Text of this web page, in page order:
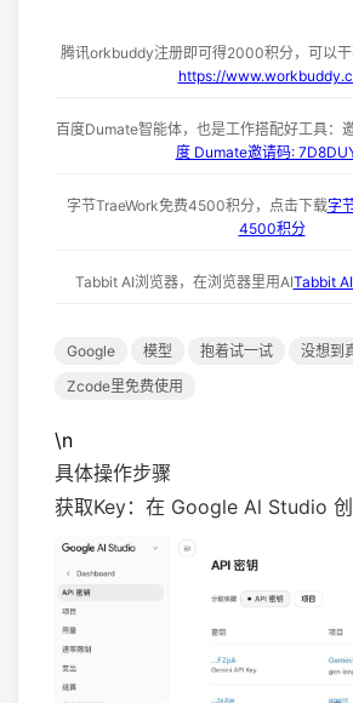
腾讯orkbuddy注册即可得2000积分，可以干
https://
百度Dumate智能体，也是工作搭配好工具：
度 Dumate邀请码:
字节TraeWork免费4500积分，点击下载字
4500积分
Tabbit AI浏览器，在浏览器里用AITabbit
Google 模型 抱着试一试
没想到
Zcode里免费使用
\n
具体操作步骤
获取Key：在 Google Al Studio